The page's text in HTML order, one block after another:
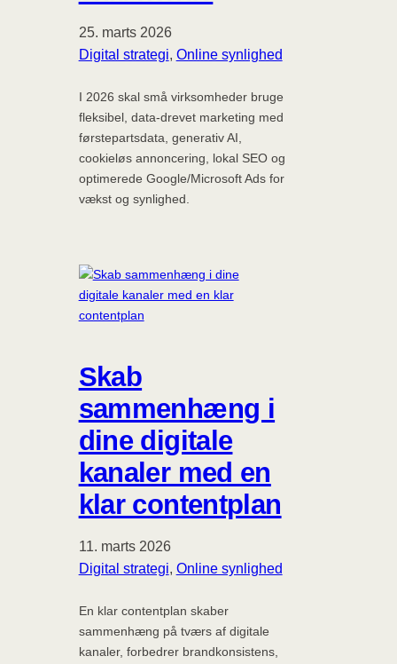
25. marts 2026
Digital strategi, Online synlighed
I 2026 skal små virksomheder bruge
fleksibel, data-drevet marketing med
førstepartsdata, generativ AI,
cookieløs annoncering, lokal SEO og
optimerede Google/Microsoft Ads for
vækst og synlighed.
Skab
sammenhæng i
dine digitale
kanaler med en
klar contentplan
11. marts 2026
Digital strategi, Online synlighed
En klar contentplan skaber
sammenhæng på tværs af digitale
kanaler, forbedrer brandkonsistens,